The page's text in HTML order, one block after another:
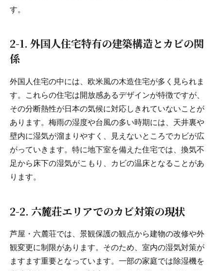
す。
2-1. 外国人住宅特有の建築構造とカビの関
係
外国人住宅の中には、欧米風の木造住宅が多く見られま
す。これらの住宅は開放感あるデザインが特徴ですが、
その分断熱性が日本の気候に対応しきれていないことが
あります。梅雨の湿度や台風の多い時期には、天井裏や
壁内に湿気が溜まりやすく、見えないところでカビが広
がっていきます。特に地下室を備えた住宅では、換気不
足から床下の湿気がこもり、カビの温床となることがあ
ります。
2-2. 六麓荘エリアでのカビ対策の現状
芦屋・六麓荘では、景観保護の観点から建物の改修や外
観変更に制限があります。そのため、室内の湿気対策が
ますます重要となっています。一部の家庭では除湿機を